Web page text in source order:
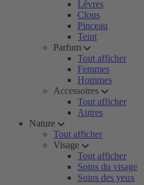
Lèvres
Clous
Pinceau
Teint
Parfum
Tout afficher
Femmes
Hommes
Accessoires
Tout afficher
Autres
Nature
Tout afficher
Visage
Tout afficher
Soins du visage
Soins des yeux